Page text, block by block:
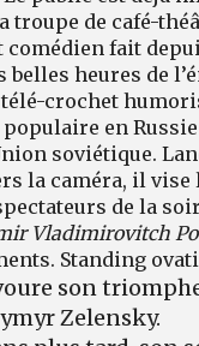
troupe de café-
comédien fait
belles heures de
télé-crochet
en
soviétique.
la caméra, il vise
de la
Vladimirovitch
Standing
son
Zelensky.